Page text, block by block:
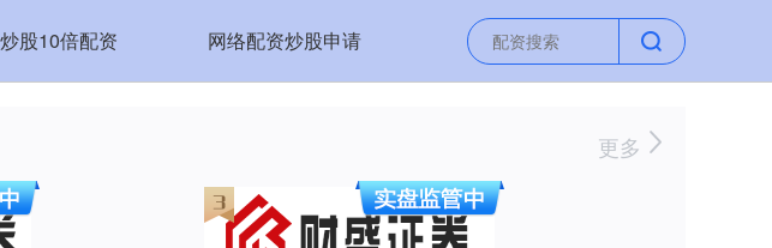
炒股10倍配资 网络配资炒股申请
更多